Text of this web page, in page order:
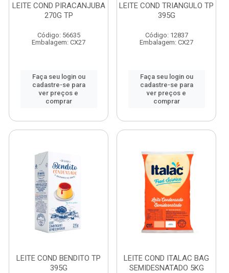
LEITE COND PIRACANJUBA
270G TP
Código: 56635
Embalagem: CX27
Faça seu login ou
cadastre-se para
ver preços e
comprar
LEITE COND TRIANGULO TP
395G
Código: 12837
Embalagem: CX27
Faça seu login ou
cadastre-se para
ver preços e
comprar
LEITE COND BENDITO TP
395G
LEITE COND ITALAC BAG
SEMIDESNATADO 5KG